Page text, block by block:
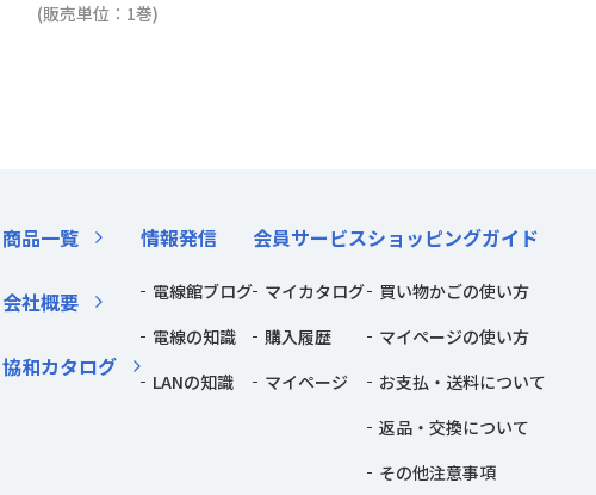
(販売単位：1巻)
商品一覧
会社概要
協和カタログ
情報発信
電線館ブログ
電線の知識
LANの知識
会員サービス
マイカタログ
購入履歴
マイページ
ショッピングガイド
買い物かごの使い方
マイページの使い方
お支払・送料について
返品・交換について
その他注意事項